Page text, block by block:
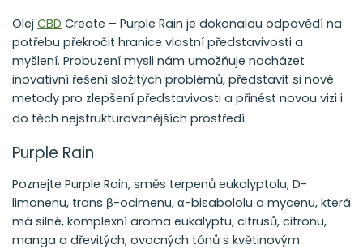
Olej CBD Create – Purple Rain je dokonalou odpovědí na
potřebu překročit hranice vlastní představivosti a
myšlení. Probuzení mysli nám umožňuje nacházet
inovativní řešení složitých problémů, představit si nové
metody pro zlepšení představivosti a přinést novou vizi i
do těch nejstrukturovanějších prostředí.
Purple Rain
Poznejte Purple Rain, směs terpenů eukalyptolu, D-
limonenu, trans β-ocimenu, α-bisabololu a mycenu, která
má silné, komplexní aroma eukalyptu, citrusů, citronu,
manga a dřevitých, ovocných tónů s květinovým